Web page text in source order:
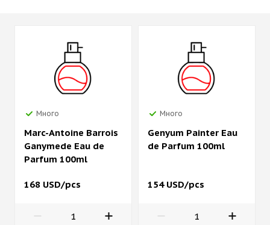
Много
Marc-Antoine Barrois
Ganymede Eau de
Parfum 100ml
168 USD/pcs
Много
Genyum Painter Eau
de Parfum 100ml
154 USD/pcs